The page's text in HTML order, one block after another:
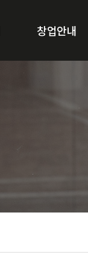
창업안내